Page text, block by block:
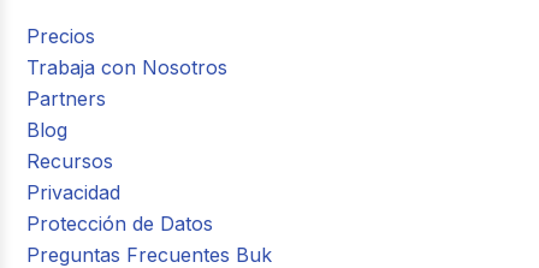
Precios
Trabaja con Nosotros
Partners
Blog
Recursos
Privacidad
Protección de Datos
Preguntas Frecuentes Buk